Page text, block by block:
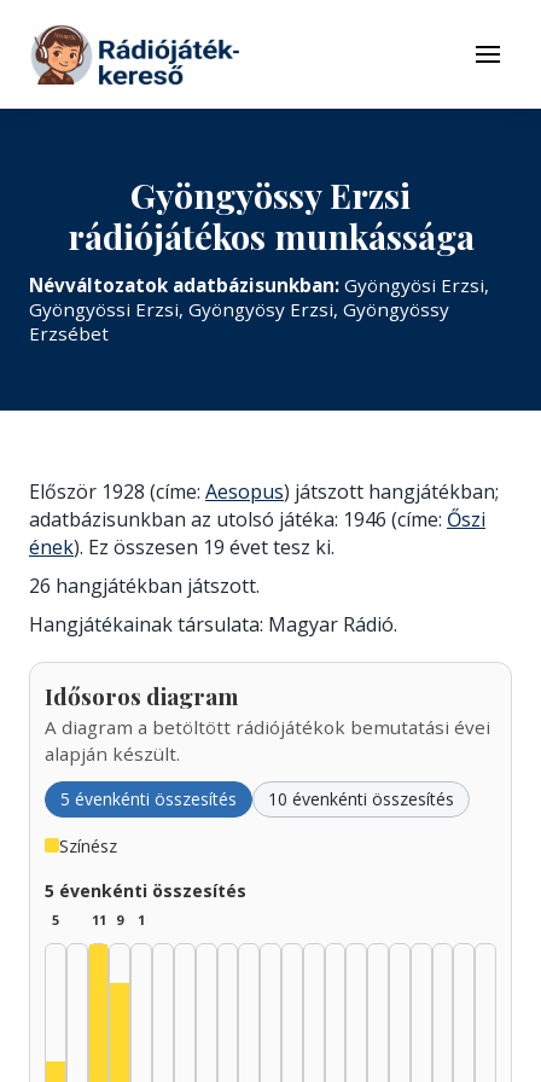
Tovább a tartalomhoz
Menü
Gyöngyössy Erzsi
rádiójátékos munkássága
Névváltozatok adatbázisunkban: Gyöngyösi Erzsi,
Gyöngyössi Erzsi, Gyöngyösy Erzsi, Gyöngyössy
Erzsébet
Először 1928 (címe: Aesopus) játszott hangjátékban;
adatbázisunkban az utolsó játéka: 1946 (címe: Őszi
ének). Ez összesen 19 évet tesz ki.
26 hangjátékban játszott.
Hangjátékainak társulata: Magyar Rádió.
Idősoros diagram
A diagram a betöltött rádiójátékok bemutatási évei
alapján készült.
5 évenkénti összesítés 10 évenkénti összesítés
Színész
5 évenkénti összesítés
5 11 9 1